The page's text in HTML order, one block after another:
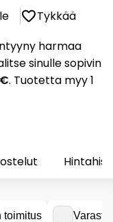
Tykkää
harmaa
sinulle sopivin
. Tuotetta myy 1
toimitus